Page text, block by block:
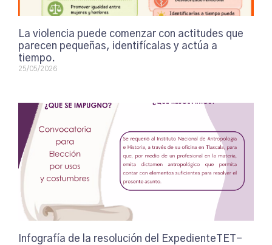
La violencia puede comenzar con actitudes que
parecen pequeñas, identifícalas y actúa a
tiempo.
25/05/2026
Infografía de la resolución del ExpedienteTET-